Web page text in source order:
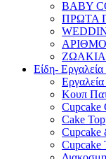
BABY
ΠΡΩΤΑ
ΖΩΑΚΙΑ
Είδη-
Κουπ
Cupcake
Cake
Cupcake
Cupcake